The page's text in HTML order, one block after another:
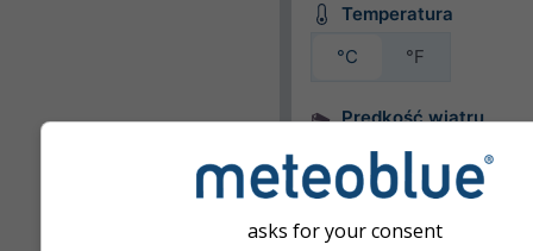
Temperatura
°C
°F
Prędkość wiatru
bft
km/h
asks for your consent